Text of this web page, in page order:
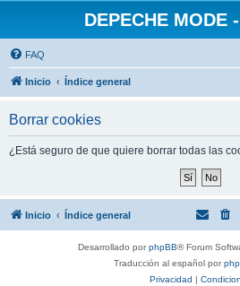
DEPECHE MODE
FAQ
Inicio Índice general
Borrar cookies
¿Está seguro de que quiere borrar todas las
Inicio Índice general
Desarrollado porphpBB® Forum
Traducción al español por
Privacidad |